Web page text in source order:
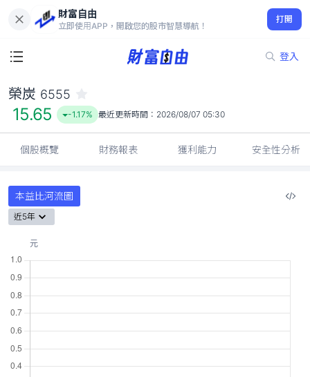
財富自由
立即使用APP，開啟您的股市智慧導航！
打開
登入
15.65
-1.17%
榮炭 6555
15.65 -1.17% 最近更新時間： 2026/08/07 05:30
個股概覽 財務報表 獲利能力 安全性分析
本益比河流圖
近5年